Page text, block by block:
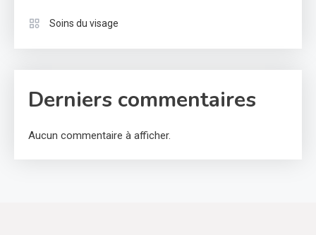
Soins du visage
Derniers commentaires
Aucun commentaire à afficher.